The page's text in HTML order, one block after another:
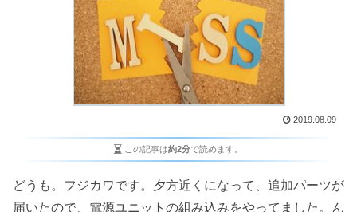
2019.08.09
この記事は約2分で読めます。
どうも。フジカワです。夕方近くになって、追加パーツが
届いたので、電源ユニットの組み込みをやってました。ん